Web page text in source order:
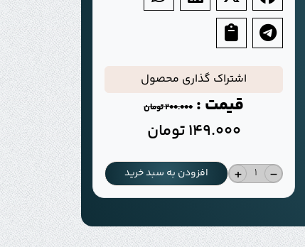
اشتراک گذاری محصول
قیمت :200.000تومان
149.000تومان
-
+ افزودن به سبد خرید